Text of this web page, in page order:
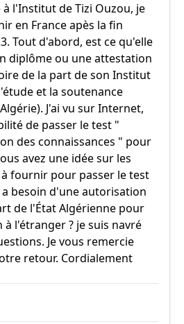
l'Institut de Tizi Ouzou, je
en France apès la fin
Tout d'abord, est ce qu'elle
diplôme ou une attestation
de la part de son Institut
et la soutenance
J'ai vu sur Internet,
de passer le test "
des connaissances " pour
avez une idée sur les
fournir pour passer le test
a besoin d'une autorisation
de l'État Algérienne pour
l'étranger ? je suis navré
Je vous remercie
retour. Cordialement